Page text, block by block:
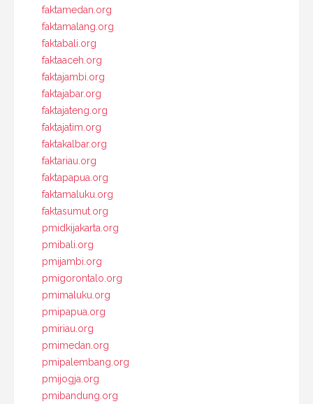
faktamedan.org
faktamalang.org
faktabali.org
faktaaceh.org
faktajambi.org
faktajabar.org
faktajateng.org
faktajatim.org
faktakalbar.org
faktariau.org
faktapapua.org
faktamaluku.org
faktasumut.org
pmidkijakarta.org
pmibali.org
pmijambi.org
pmigorontalo.org
pmimaluku.org
pmipapua.org
pmiriau.org
pmimedan.org
pmipalembang.org
pmijogja.org
pmibandung.org